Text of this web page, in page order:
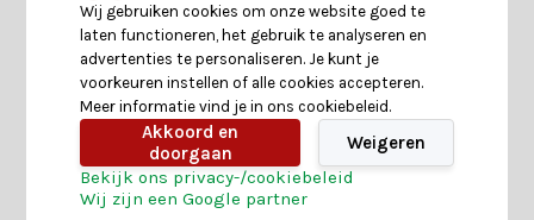
Specificaties
Reviews
Wij gebruiken cookies om onze website goed te
laten functioneren, het gebruik te analyseren en
advertenties te personaliseren. Je kunt je
voorkeuren instellen of alle cookies accepteren.
Meer informatie vind je in ons cookiebeleid.
Akkoord en
doorgaan
Weigeren
Bekijk ons privacy-/cookiebeleid
Wij zijn een Google partner